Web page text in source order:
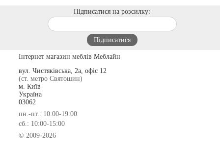
Підписатися на розсилку:
Інтернет магазин меблів Меблайн
вул. Чистяківська, 2а, офіс 12
(ст. метро Святошин)
м. Київ
Україна
03062
пн.-пт.: 10:00-19:00
сб.: 10:00-15:00
© 2009-2026